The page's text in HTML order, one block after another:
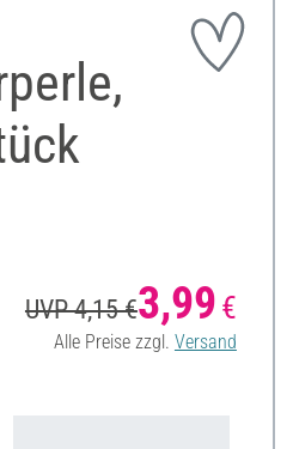
UVP 4,15 €3,99 €
Alle Preise zzgl. Versand